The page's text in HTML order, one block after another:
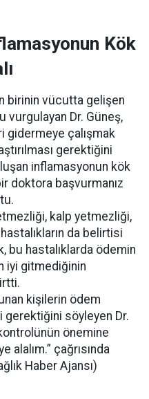
Kök
birinin vücutta gelişen
vurgulayan Dr. Güneş,
gidermeye çalışmak
gerektiğini
inflamasyonun kök
doktora başvurmanız
kalp yetmezliği,
da belirtisi
bu hastalıklarda ödemin
iyi gitmediğinin
kişilerin ödem
söyleyen Dr.
önemine
alalım.” çağrısında
Haber Ajansı)